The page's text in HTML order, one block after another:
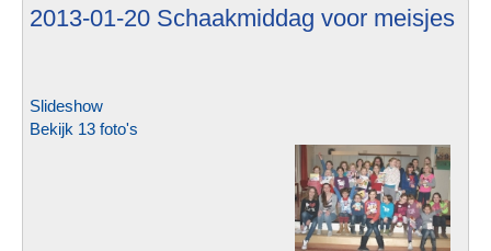
2013-01-20 Schaakmiddag voor meisjes
Slideshow
Bekijk 13 foto's